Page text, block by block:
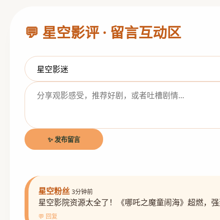
💬 星空影评 · 留言互动区
✨ 发布留言
星空粉丝 3分钟前
星空影院资源太全了！《哪吒之魔童闹海》超燃，
💬 回复